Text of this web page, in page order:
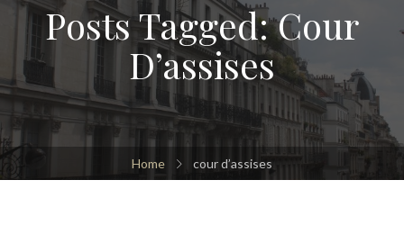
Posts Tagged: Cour
D’assises
Home cour d’assises